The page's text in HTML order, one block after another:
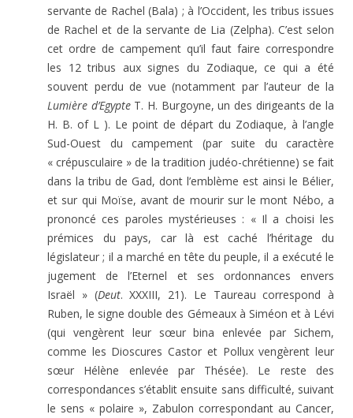
servante de Rachel (Bala) ; à l’Occident, les tribus issues
de Rachel et de la servante de Lia (Zelpha). C’est selon
cet ordre de campement qu’il faut faire correspondre
les 12 tribus aux signes du Zodiaque, ce qui a été
souvent perdu de vue (notamment par l’auteur de la
Lumière d’Egypte T. H. Burgoyne, un des dirigeants de la
H. B. of L ). Le point de départ du Zodiaque, à l’angle
Sud-Ouest du campement (par suite du caractère
« crépusculaire » de la tradition judéo-chrétienne) se fait
dans la tribu de Gad, dont l’emblème est ainsi le Bélier,
et sur qui Moïse, avant de mourir sur le mont Nébo, a
prononcé ces paroles mystérieuses : « Il a choisi les
prémices du pays, car là est caché l’héritage du
législateur ; il a marché en tête du peuple, il a exécuté le
jugement de l’Eternel et ses ordonnances envers
Israël » (Deut. XXXIII, 21). Le Taureau correspond à
Ruben, le signe double des Gémeaux à Siméon et à Lévi
(qui vengèrent leur sœur bina enlevée par Sichem,
comme les Dioscures Castor et Pollux vengèrent leur
sœur Hélène enlevée par Thésée). Le reste des
correspondances s’établit ensuite sans difficulté, suivant
le sens « polaire », Zabulon correspondant au Cancer,